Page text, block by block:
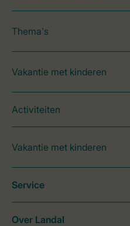
Thema's
Vakantie met kinderen
Activiteiten
Vakantie met kinderen
Service
Over Landal